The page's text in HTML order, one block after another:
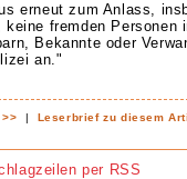
erneut zum Anlass,
fremden Personen
Bekannte oder
an."
| Leserbrief zu diesem
per RSS